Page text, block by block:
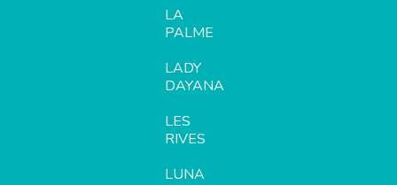
LA
PALME
LADY
DAYANA
LES
RIVES
LUNA